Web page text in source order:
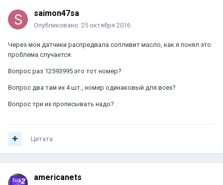
saimon47sa
Опубликовано: 25 октября 2016
Через мои датчики распредвала сопливит масло, как я понял это
проблема случается.
Вопрос раз 12593995 это тот номер?
Вопрос два там их 4 шт., номер одинаковый для всех?
Вопрос три их прописывать надо?
Цитата
americanets